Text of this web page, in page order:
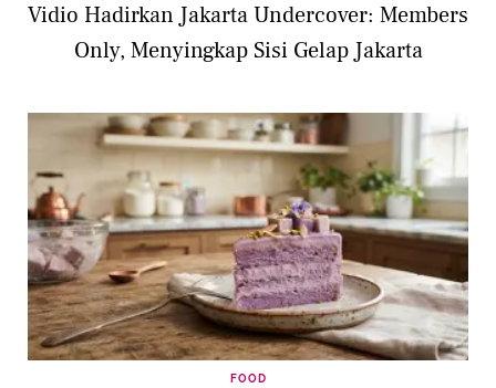
Vidio Hadirkan Jakarta Undercover: Members
Only, Menyingkap Sisi Gelap Jakarta
FOOD